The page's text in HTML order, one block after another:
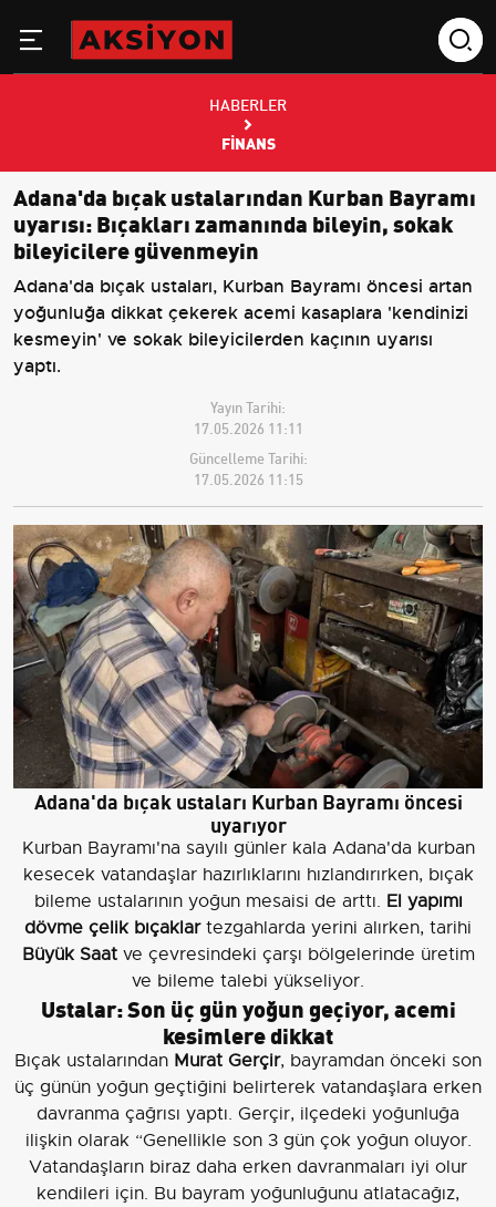
HABERLER
FINANS
Adana'da bıçak ustalarından Kurban Bayramı
uyarısı: Bıçakları zamanında bileyin, sokak
bileyicilere güvenmeyin
Adana'da bıçak ustaları, Kurban Bayramı öncesi artan
yoğunluğa dikkat çekerek acemi kasaplara 'kendinizi
kesmeyin' ve sokak bileyicilerden kaçının uyarısı
yaptı.
Yayın Tarihi:
17.05.2026 11:11
Güncelleme Tarihi:
17.05.2026 11:15
Adana'da bıçak ustaları Kurban Bayramı öncesi
uyarıyor
Kurban Bayramı'na sayılı günler kala Adana'da kurban
kesecek vatandaşlar hazırlıklarını hızlandırırken, bıçak
bileme ustalarının yoğun mesaisi de arttı. El yapımı
dövme çelik bıçaklartezgahlarda yerini alırken, tarihi
Büyük Saatve çevresindeki çarşı bölgelerinde üretim
ve bileme talebi yükseliyor.
Ustalar: Son üç gün yoğun geçiyor, acemi
kesimlere dikkat
Bıçak ustalarından Murat Gerçir, bayramdan önceki son
üç günün yoğun geçtiğini belirterek vatandaşlara erken
davranma çağrısı yaptı. Gerçir, ilçedeki yoğunluğa
ilişkin olarak “Genellikle son 3 gün çok yoğun oluyor.
Vatandaşların biraz daha erken davranmaları iyi olur
kendileri için. Bu bayram yoğunluğunu atlatacağız,